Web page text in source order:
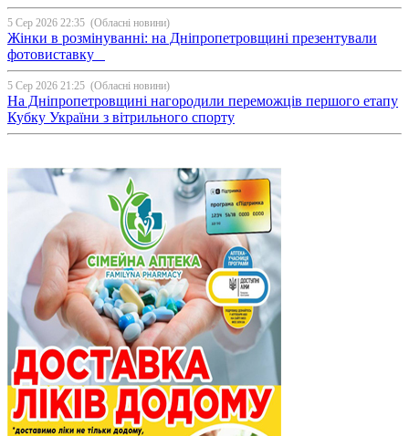
5 Сер 2026 22:35 (Обласні новини)
Жінки в розмінуванні: на Дніпропетровщині презентували
фотовиставку
5 Сер 2026 21:25 (Обласні новини)
На Дніпропетровщині нагородили переможців першого етапу
Кубку України з вітрильного спорту